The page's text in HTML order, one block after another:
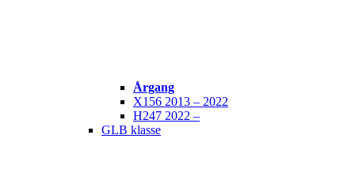
Årgang
X156 2013 – 2022
H247 2022 –
GLB klasse